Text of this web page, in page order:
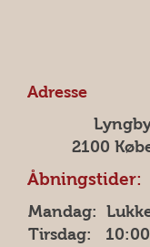
Adresse
2100
Åbningstider:
Mandag:
Tirsdag: